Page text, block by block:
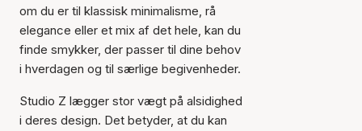
om du er til klassisk minimalisme, rå
elegance eller et mix af det hele, kan du
finde smykker, der passer til dine behov
i hverdagen og til særlige begivenheder.
Studio Z lægger stor vægt på alsidighed
i deres design. Det betyder, at du kan